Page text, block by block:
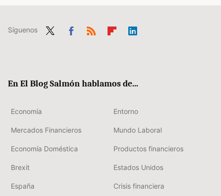
Síguenos
En El Blog Salmón hablamos de...
Economía Entorno
Mercados Financieros Mundo Laboral
Economía Doméstica Productos financieros
Brexit Estados Unidos
España Crisis financiera